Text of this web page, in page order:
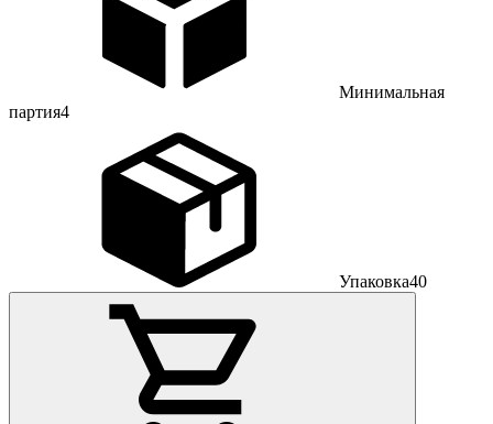
Минимальная
партия4
Упаковка40